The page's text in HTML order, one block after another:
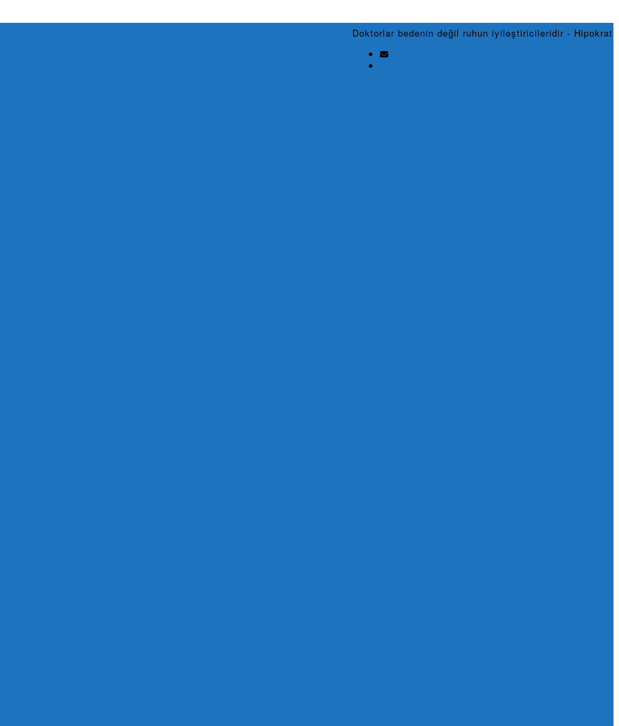
Doktorlar bedenin değil ruhun iyileştiricileridir - Hipokrat